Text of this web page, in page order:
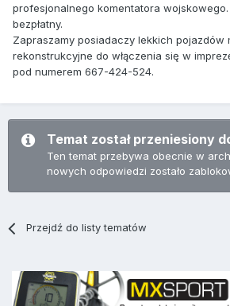
profesjonalnego komentatora wojskowego.
bezpłatny.
Zapraszamy posiadaczy lekkich pojazdów
rekonstrukcyjne do włączenia się w
pod numerem 667-424-524.
Temat został przeniesiony
Ten temat przebywa obecnie w
nowych odpowiedzi zostało
Przejdź do listy tematów